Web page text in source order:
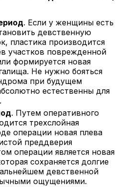
. Если у женщины есть
девственную
пластика производится
участков поврежденной
формируется новая
Не нужно бояться
при будущем
естественны для
. Путем оперативного
трехслойная
операции новая плева
преддверия
операции является новая
сохраняется долгие
девственной
ощущениями.